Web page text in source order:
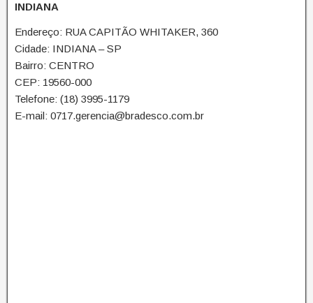
INDIANA
Endereço: RUA CAPITÃO WHITAKER, 360
Cidade: INDIANA – SP
Bairro: CENTRO
CEP: 19560-000
Telefone: (18) 3995-1179
E-mail: 0717.gerencia@bradesco.com.br